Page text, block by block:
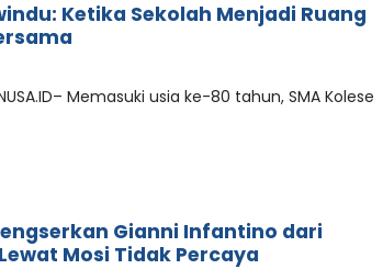
Ketika Sekolah Menjadi Ruang
Memasuki usia ke-80 tahun, SMA Kolese
Gianni Infantino dari
Mosi Tidak Percaya